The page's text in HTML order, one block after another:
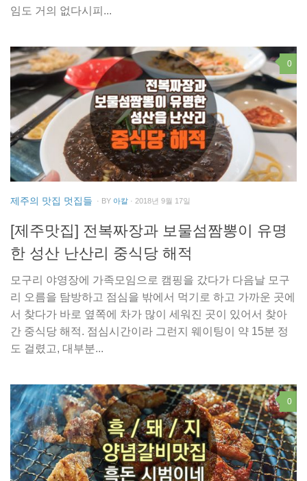
임도 거의 없다시피...
0
제주의 맛집 멋집들 · BY 아칼 · 2018년 9월 17일
[제주맛집] 전복짜장과 보물섬짬뽕이 유명
한 성산 난산리 중식당 해적
모구리 야영장에 가족모임으로 캠핑을 갔다가 다음날 모구
리 오름을 탐방하고 점심을 밖에서 먹기로 하고 가까운 곳에
서 찾다가 바로 옆쪽에 차가 많이 세워진 곳이 있어서 찾아
간 중식당 해적. 점심시간이라 그런지 웨이팅이 약 15분 정
도 걸렸고, 대부분...
0